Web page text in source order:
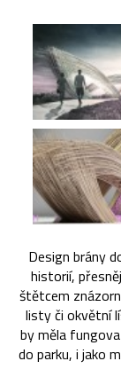
Design brány
historií,
štětcem
listy či okvětní
by měla
do parku, i jako